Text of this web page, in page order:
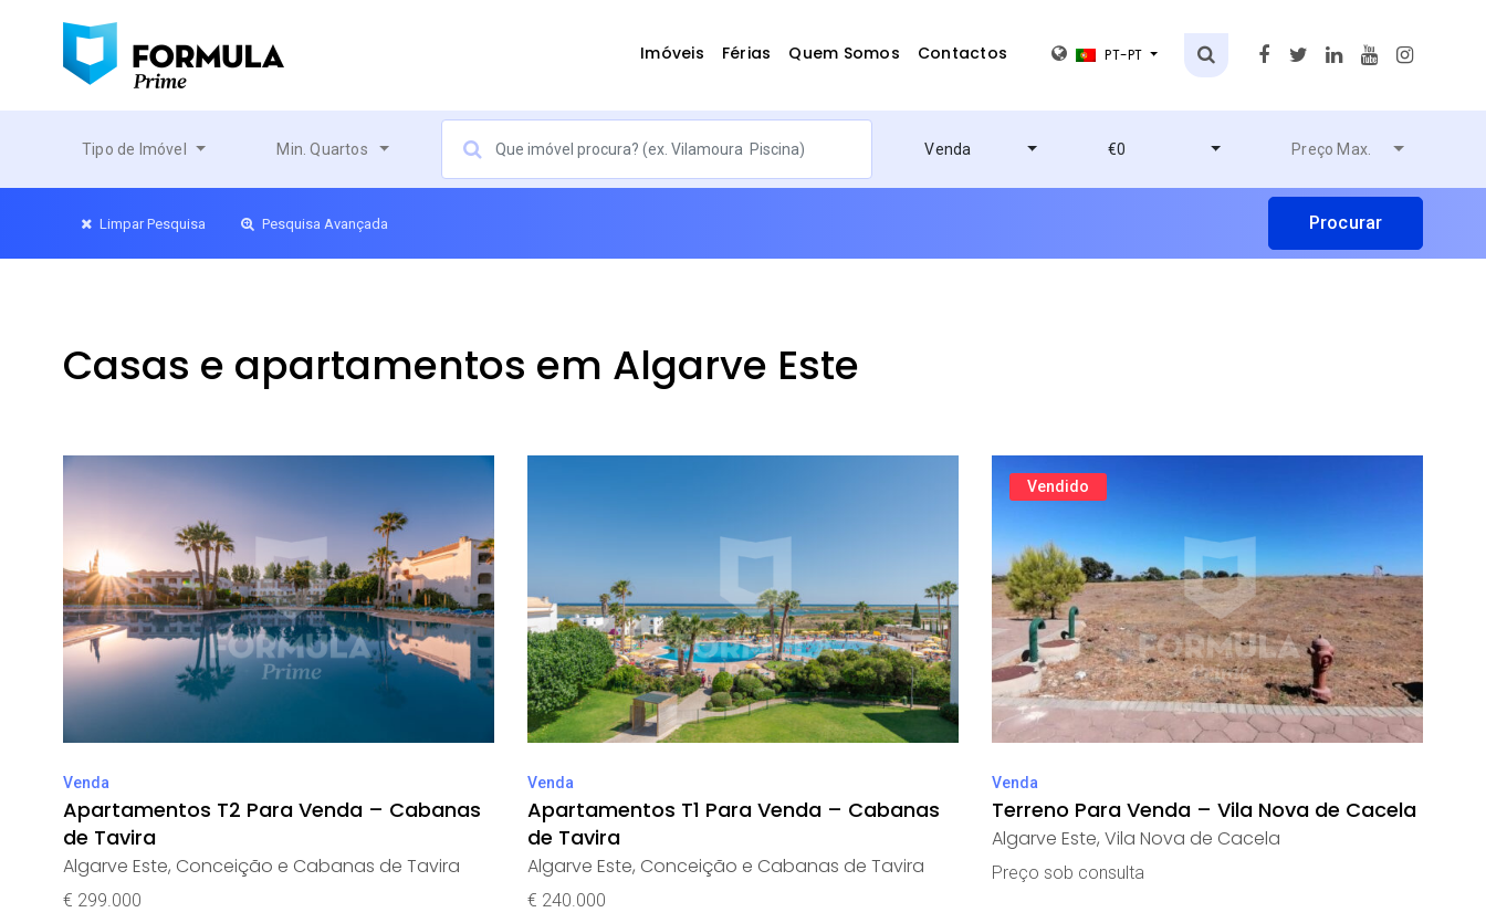
Imóveis Férias Quem Somos Contactos PT-PT
Tipo de Imóvel Min. Quartos Venda €0 Preço Max.
Limpar Pesquisa Pesquisa Avançada
Casas e apartamentos em Algarve Este
Venda
Apartamentos T2 Para Venda – Cabanas
de Tavira
Algarve Este, Conceição e Cabanas de Tavira
€ 299.000
Venda
Apartamentos T1 Para Venda – Cabanas
de Tavira
Algarve Este, Conceição e Cabanas de Tavira
€ 240.000
Vendido
Venda
Terreno Para Venda – Vila Nova de Cacela
Algarve Este, Vila Nova de Cacela
Preço sob consulta